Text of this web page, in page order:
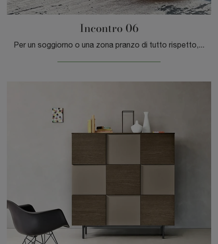
Incontro 06
Per un soggiorno o una zona pranzo di tutto rispetto, scegli questa Madia Incontro 06 di Sangiacomo in laccato opaco tra le diverse offerte moderne ...